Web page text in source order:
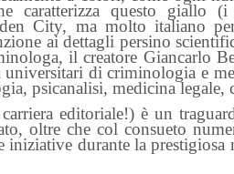
caratterizza questo giallo
City, ma molto italiano
ai dettagli persino
il creatore Giancarlo
di criminologia e
psicanalisi, medicina legale,
editoriale!) è un
oltre che col consueto
durante la prestigiosa